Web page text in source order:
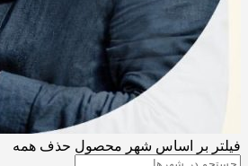
فیلتر بر اساس شهر محصول حذف همه